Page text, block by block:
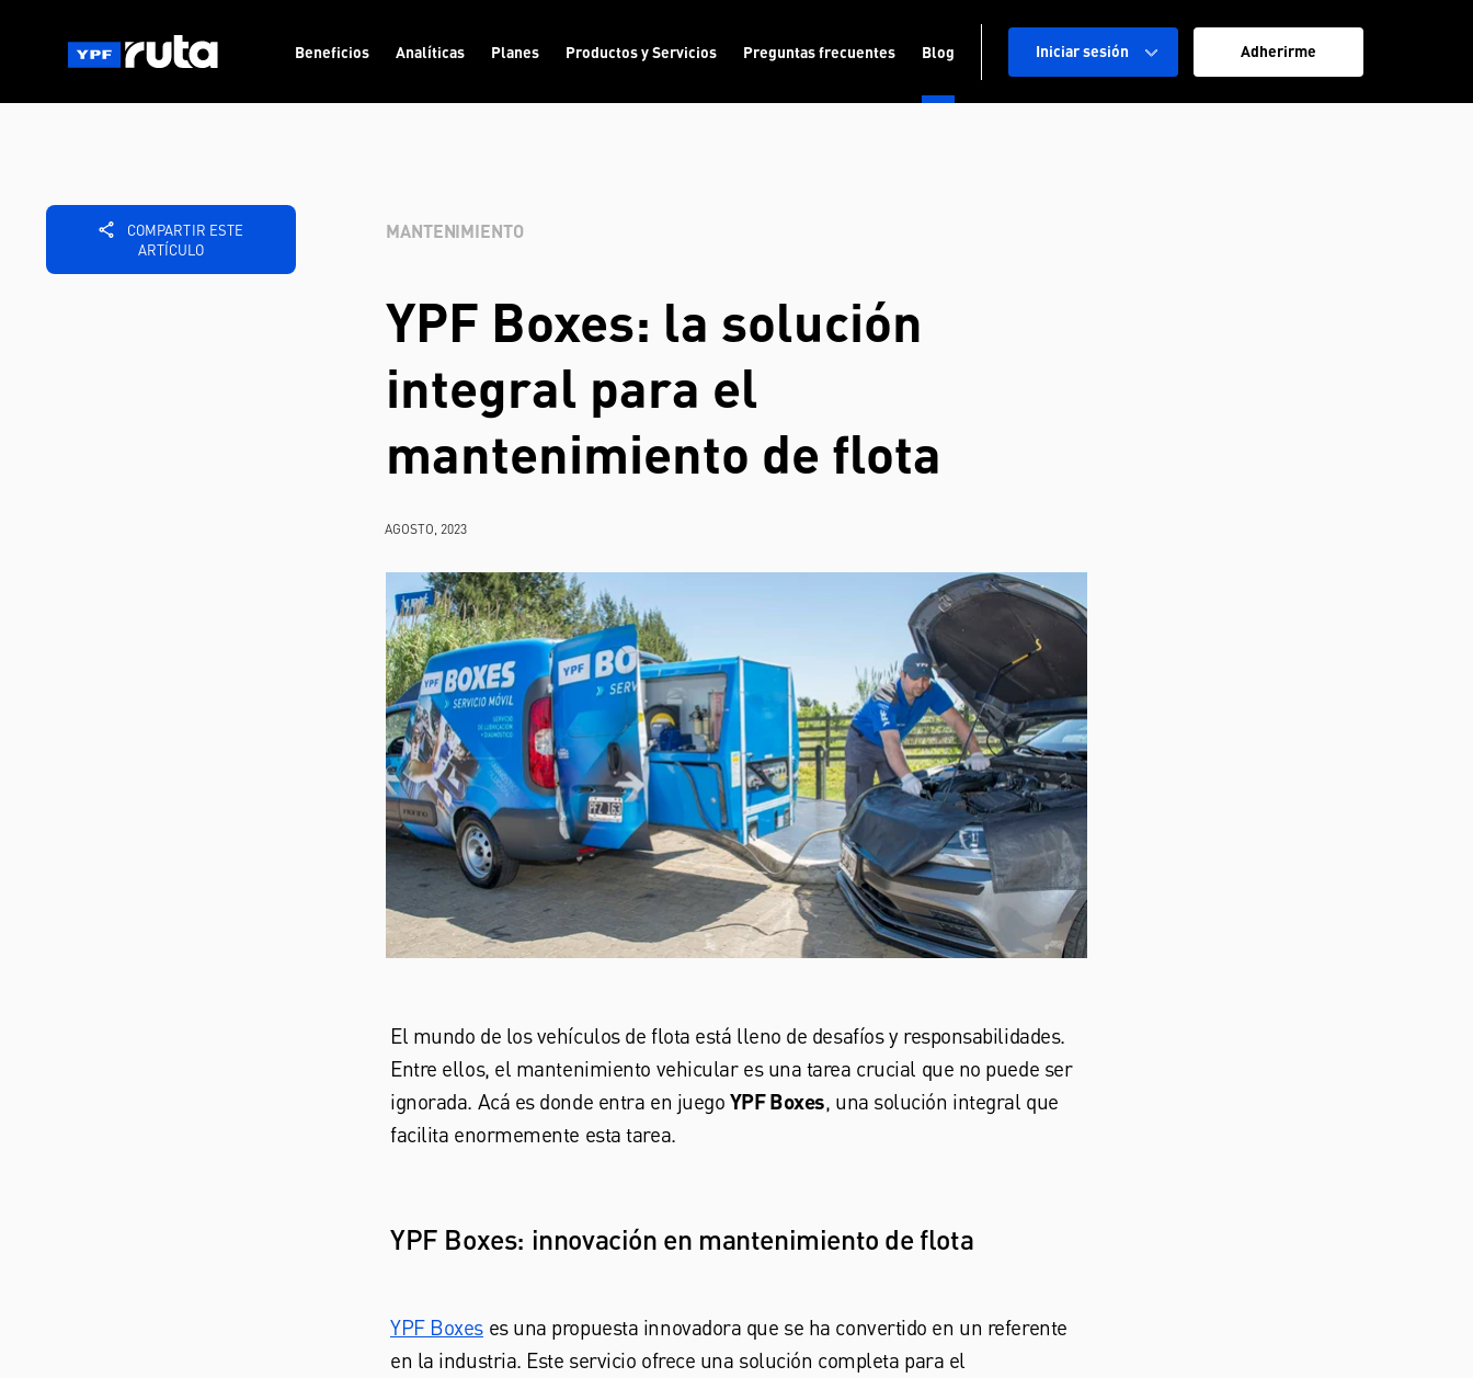
Beneficios Analíticas Planes Productos y Servicios Preguntas frecuentes Blog Iniciar sesión Adherirme
COMPARTIR ESTE
ARTÍCULO
MANTENIMIENTO
YPF Boxes: la solución
integral para el
mantenimiento de flota
AGOSTO, 2023
El mundo de los vehículos de flota está lleno de desafíos y responsabilidades.
Entre ellos, el mantenimiento vehicular es una tarea crucial que no puede ser
ignorada. Acá es donde entra en juego YPF Boxes , una solución integral que
facilita enormemente esta tarea.
YPF Boxes: innovación en mantenimiento de flota
YPF Boxeses una propuesta innovadora que se ha convertido en un referente
en la industria. Este servicio ofrece una solución completa para el